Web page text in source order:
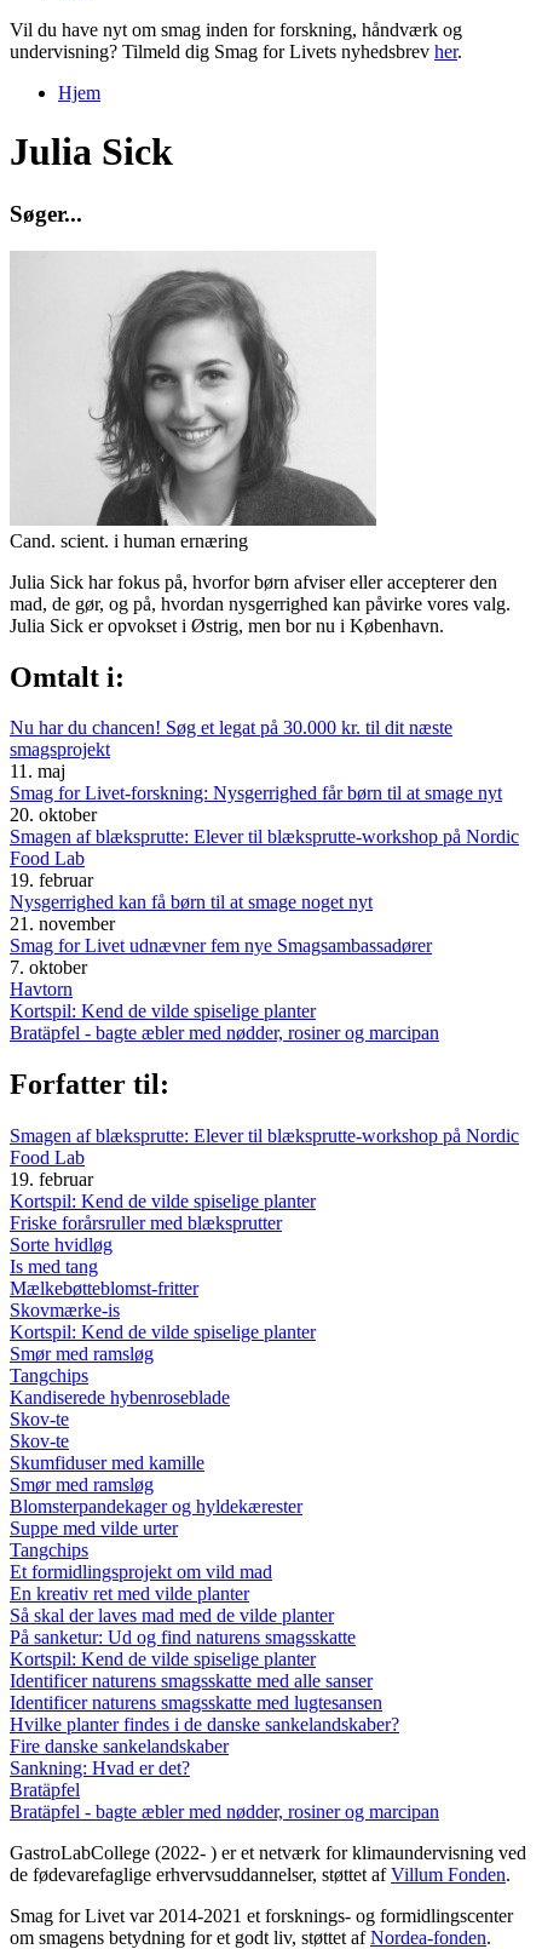
Vil du have nyt om smag inden for forskning, håndværk og
undervisning? Tilmeld dig Smag for Livets nyhedsbrev her.
Hjem
Julia Sick
Søger...
Cand. scient. i human ernæring
Julia Sick har fokus på, hvorfor børn afviser eller accepterer den
mad, de gør, og på, hvordan nysgerrighed kan påvirke vores valg.
Julia Sick er opvokset i Østrig, men bor nu i København.
Omtalt i:
Nu har du chancen! Søg et legat på 30.000 kr. til dit næste
smagsprojekt
11. maj
Smag for Livet-forskning: Nysgerrighed får børn til at smage nyt
20. oktober
Smagen af blæksprutte: Elever til blæksprutte-workshop på Nordic
Food Lab
19. februar
Nysgerrighed kan få børn til at smage noget nyt
21. november
Smag for Livet udnævner fem nye Smagsambassadører
7. oktober
Havtorn
Kortspil: Kend de vilde spiselige planter
Bratäpfel - bagte æbler med nødder, rosiner og marcipan
Forfatter til:
Smagen af blæksprutte: Elever til blæksprutte-workshop på Nordic
Food Lab
19. februar
Kortspil: Kend de vilde spiselige planter
Friske forårsruller med blæksprutter
Sorte hvidløg
Is med tang
Mælkebøtteblomst-fritter
Skovmærke-is
Kortspil: Kend de vilde spiselige planter
Smør med ramsløg
Tangchips
Kandiserede hybenroseblade
Skov-te
Skov-te
Skumfiduser med kamille
Smør med ramsløg
Blomsterpandekager og hyldekærester
Suppe med vilde urter
Tangchips
Et formidlingsprojekt om vild mad
En kreativ ret med vilde planter
Så skal der laves mad med de vilde planter
På sanketur: Ud og find naturens smagsskatte
Kortspil: Kend de vilde spiselige planter
Identificer naturens smagsskatte med alle sanser
Identificer naturens smagsskatte med lugtesansen
Hvilke planter findes i de danske sankelandskaber?
Fire danske sankelandskaber
Sankning: Hvad er det?
Bratäpfel
Bratäpfel - bagte æbler med nødder, rosiner og marcipan
GastroLabCollege (2022- ) er et netværk for klimaundervisning ved
de fødevarefaglige erhvervsuddannelser, støttet afVillum Fonden.
Smag for Livet var 2014-2021 et forsknings- og formidlingscenter
om smagens betydning for et godt liv, støttet afNordea-fonden.